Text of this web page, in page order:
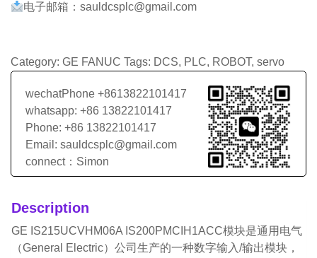
电子邮箱：sauldcsplc@gmail.com
Category: GE FANUC Tags: DCS, PLC, ROBOT, servo
wechatPhone +8613822101417
whatsapp: +86 13822101417
Phone: +86 13822101417
Email: sauldcsplc@gmail.com
connect：Simon
Description
GE IS215UCVHM06A IS200PMCIH1ACC模块是通用电气
（General Electric）公司生产的一种数字输入/输出模块，